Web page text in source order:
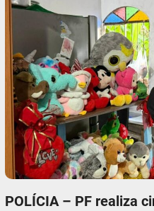
POLÍCIA – PF realiza